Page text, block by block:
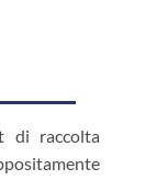
di raccolta